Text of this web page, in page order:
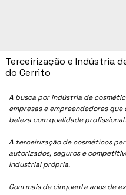
A busca por indústria de
empresas e empreendedores
beleza com qualidade profissional.
A terceirização de cosméticos
autorizados, seguros e
industrial própria.
Com mais de cinquenta anos de
Terceirização e Indústria
do Cerrito